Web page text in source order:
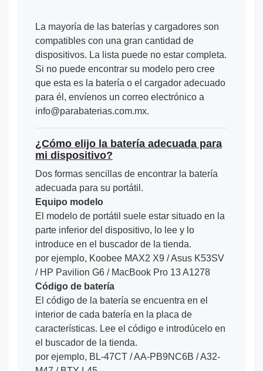
La mayoría de las baterías y cargadores son
compatibles con una gran cantidad de
dispositivos. La lista puede no estar completa.
Si no puede encontrar su modelo pero cree
que esta es la batería o el cargador adecuado
para él, envíenos un correo electrónico a
info@parabaterias.com.mx.
¿Cómo elijo la batería adecuada para
mi dispositivo?
Dos formas sencillas de encontrar la batería
adecuada para su portátil.
Equipo modelo
El modelo de portátil suele estar situado en la
parte inferior del dispositivo, lo lee y lo
introduce en el buscador de la tienda.
por ejemplo, Koobee MAX2 X9 / Asus K53SV
/ HP Pavilion G6 / MacBook Pro 13 A1278
Código de batería
El código de la batería se encuentra en el
interior de cada batería en la placa de
características. Lee el código e introdúcelo en
el buscador de la tienda.
por ejemplo, BL-47CT / AA-PB9NC6B / A32-